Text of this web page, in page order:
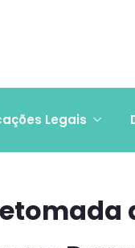
Legais